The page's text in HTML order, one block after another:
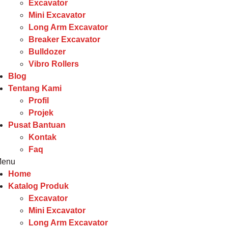
Excavator
Mini Excavator
Long Arm Excavator
Breaker Excavator
Bulldozer
Vibro Rollers
Blog
Tentang Kami
Profil
Projek
Pusat Bantuan
Kontak
Faq
Home
Katalog Produk
Excavator
Mini Excavator
Long Arm Excavator